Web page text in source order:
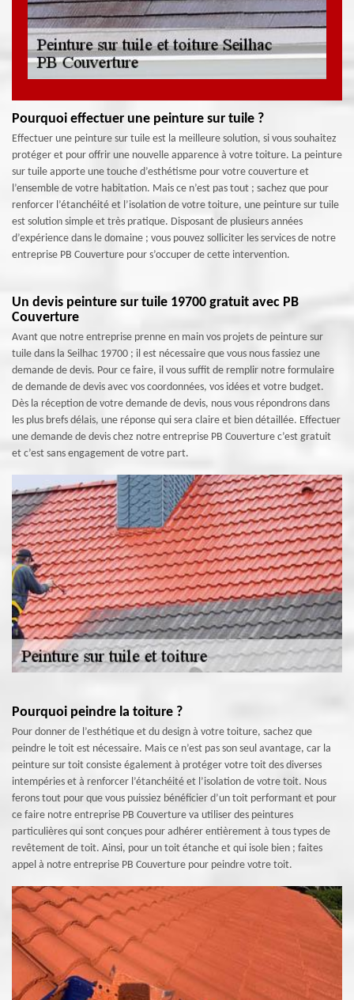
Pourquoi effectuer une peinture sur tuile ?
Effectuer une peinture sur tuile est la meilleure solution, si vous souhaitez
protéger et pour offrir une nouvelle apparence à votre toiture. La peinture
sur tuile apporte une touche d’esthétisme pour votre couverture et
l’ensemble de votre habitation. Mais ce n’est pas tout ; sachez que pour
renforcer l’étanchéité et l’isolation de votre toiture, une peinture sur tuile
est solution simple et très pratique. Disposant de plusieurs années
d’expérience dans le domaine ; vous pouvez solliciter les services de notre
entreprise PB Couverture pour s’occuper de cette intervention.
Un devis peinture sur tuile 19700 gratuit avec PB
Couverture
Avant que notre entreprise prenne en main vos projets de peinture sur
tuile dans la Seilhac 19700 ; il est nécessaire que vous nous fassiez une
demande de devis. Pour ce faire, il vous suffit de remplir notre formulaire
de demande de devis avec vos coordonnées, vos idées et votre budget.
Dès la réception de votre demande de devis, nous vous répondrons dans
les plus brefs délais, une réponse qui sera claire et bien détaillée. Effectuer
une demande de devis chez notre entreprise PB Couverture c’est gratuit
et c’est sans engagement de votre part.
Pourquoi peindre la toiture ?
Pour donner de l’esthétique et du design à votre toiture, sachez que
peindre le toit est nécessaire. Mais ce n’est pas son seul avantage, car la
peinture sur toit consiste également à protéger votre toit des diverses
intempéries et à renforcer l’étanchéité et l’isolation de votre toit. Nous
ferons tout pour que vous puissiez bénéficier d’un toit performant et pour
ce faire notre entreprise PB Couverture va utiliser des peintures
particulières qui sont conçues pour adhérer entièrement à tous types de
revêtement de toit. Ainsi, pour un toit étanche et qui isole bien ; faites
appel à notre entreprise PB Couverture pour peindre votre toit.